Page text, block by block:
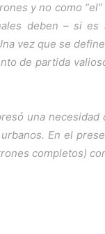
y no como
deben – si es
vez que se
de partida
una necesidad
En el
completos)